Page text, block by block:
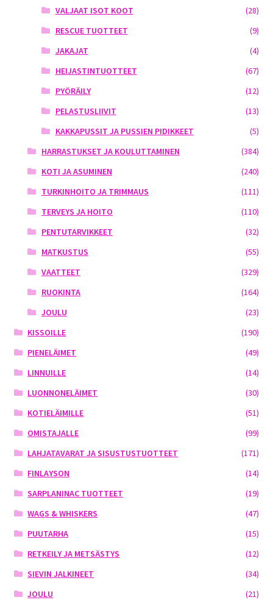
VALJAAT ISOT KOOT
(28)
RESCUE TUOTTEET
(9)
JAKAJAT
(4)
HEIJASTINTUOTTEET
(67)
PYÖRÄILY
(12)
PELASTUSLIIVIT
(13)
KAKKAPUSSIT JA PUSSIEN PIDIKKEET
(5)
HARRASTUKSET JA KOULUTTAMINEN
(384)
KOTI JA ASUMINEN
(240)
TURKINHOITO JA TRIMMAUS
(111)
TERVEYS JA HOITO
(110)
PENTUTARVIKKEET
(32)
MATKUSTUS
(55)
VAATTEET
(329)
RUOKINTA
(164)
JOULU
(23)
KISSOILLE
(190)
PIENELÄIMET
(49)
LINNUILLE
(14)
LUONNONELÄIMET
(30)
KOTIELÄIMILLE
(51)
OMISTAJALLE
(99)
LAHJATAVARAT JA SISUSTUSTUOTTEET
(171)
FINLAYSON
(14)
SARPLANINAC TUOTTEET
(19)
WAGS & WHISKERS
(47)
PUUTARHA
(15)
RETKEILY JA METSÄSTYS
(12)
SIEVIN JALKINEET
(34)
JOULU
(21)